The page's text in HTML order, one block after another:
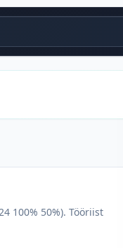
100% 50%). Tööriist